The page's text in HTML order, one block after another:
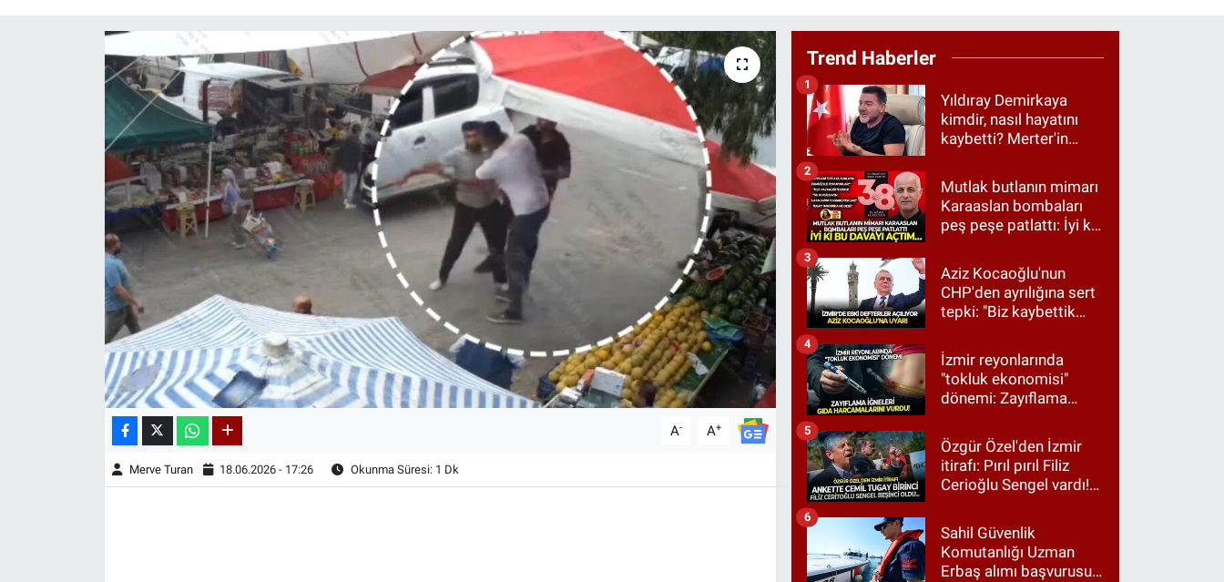
A- A+
Merve Turan 18.06.2026 - 17:26 Okunma Süresi: 1 Dk
Trend Haberler
Yıldıray Demirkaya
kimdir, nasıl hayatını
kaybetti? Merter'in
mesajı
1
Mutlak butlanın mimarı
Karaaslan bombaları
peş peşe patlattı: İyi ki
2
Aziz Kocaoğlu'nun
CHP'den ayrılığına sert
tepki: "Biz kaybettik
etmedik"
3
İzmir reyonlarında
"tokluk ekonomisi"
dönemi: Zayıflama
harcamalarını vurdu!
4
Özgür Özel'den İzmir
itirafı: Pırıl pırıl Filiz
Cerioğlu Sengel vardı!
Tugay birinci çıktı
5
Sahil Güvenlik
Komutanlığı Uzman
Erbaş alımı başvurusu
6